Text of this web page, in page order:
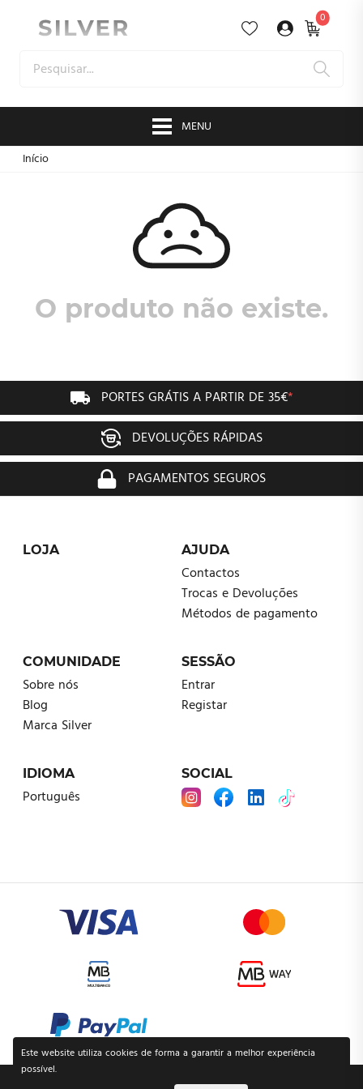
0
MENU
Início
O produto não existe.
PORTES GRÁTIS A PARTIR DE 35€*
DEVOLUÇÕES RÁPIDAS
PAGAMENTOS SEGUROS
LOJA AJUDA
Contactos
Trocas e Devoluções
Métodos de pagamento
COMUNIDADE
Sobre nós
Blog
Marca Silver
SESSÃO
Entrar
Registar
IDIOMA
Português
SOCIAL
Este website utiliza cookies de forma a garantir a melhor experiência
possível.